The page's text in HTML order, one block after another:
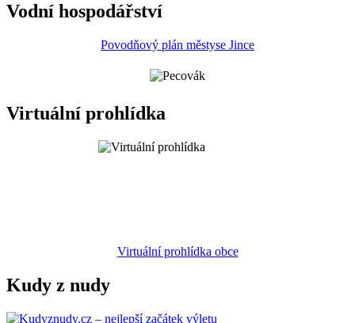
Vodní hospodářství
Povodňový plán městyse Jince
Virtuální prohlídka
Virtuální prohlídka obce
Kudy z nudy